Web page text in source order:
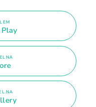
EM
Play
NA
NA